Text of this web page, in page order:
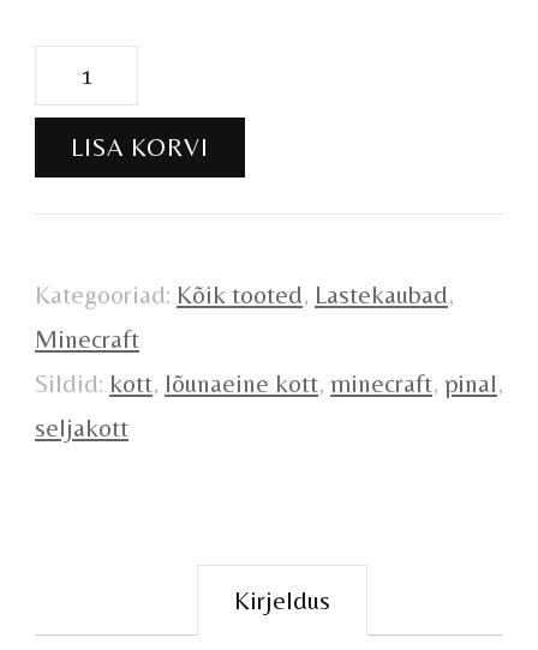
Minecraft
kotikomplekt
kogus
LISA KORVI
Kategooriad: Kõik tooted, Lastekaubad,
Minecraft
Sildid: kott, lõunaeine kott, minecraft, pinal,
seljakott
Kirjeldus